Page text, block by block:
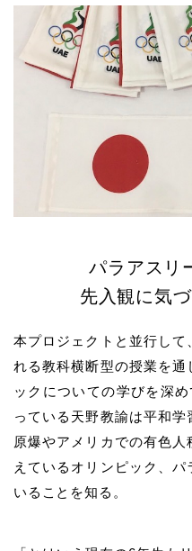
パラアスリ
先入観に気
本プロジェクトと並行し
れる教科横断型の授業を
ックについての学びを深
っている天野教諭は平和
原爆やアメリカでの有色
えているオリンピック、
いることを知る。